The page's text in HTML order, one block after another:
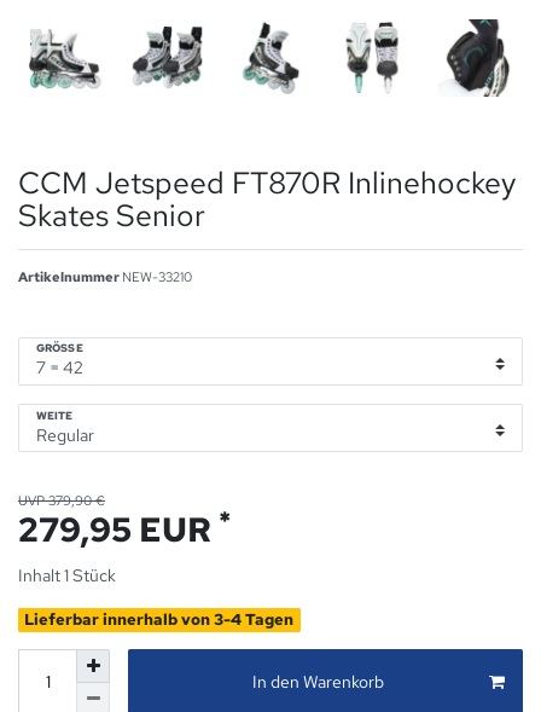
CCM Jetspeed FT870R Inlinehockey
Skates Senior
Artikelnummer NEW-33210
GRÖSSE
WEITE
UVP 379,90 €
279,95 EUR *
Inhalt1Stück
Lieferbar innerhalb von 3-4 Tagen
In den Warenkorb